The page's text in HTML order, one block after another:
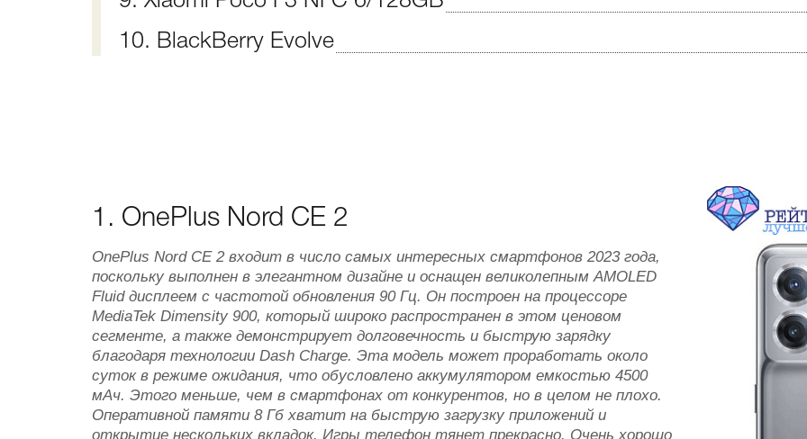
10. BlackBerry Evolve
1. OnePlus Nord CE 2
OnePlus Nord CE 2 входит в число самых интересных смартфонов 2023 года,
поскольку выполнен в элегантном дизайне и оснащен великолепным AMOLED
Fluid дисплеем с частотой обновления 90 Гц. Он построен на процессоре
MediaTek Dimensity 900, который широко распространен в этом ценовом
сегменте, а также демонстрирует долговечность и быструю зарядку
благодаря технологии Dash Charge. Эта модель может проработать около
суток в режиме ожидания, что обусловлено аккумулятором емкостью 4500
мАч. Этого меньше, чем в смартфонах от конкурентов, но в целом не плохо.
Оперативной памяти 8 Гб хватит на быструю загрузку приложений и
открытие нескольких вкладок. Игры телефон тянет прекрасно. Очень хорошо